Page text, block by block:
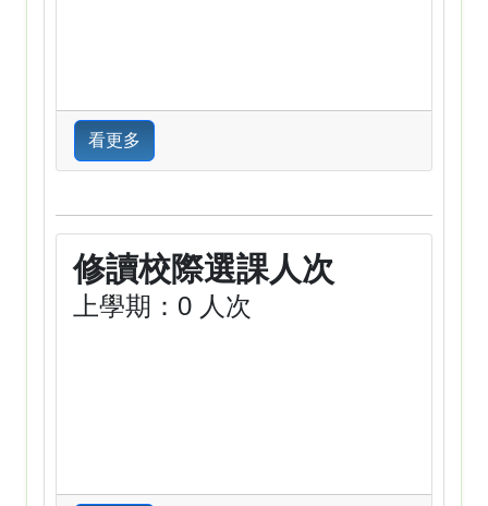
看更多
修讀校際選課人次
上學期：0 人次